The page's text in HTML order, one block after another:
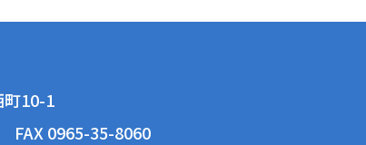
町10-1
FAX 0965-35-8060